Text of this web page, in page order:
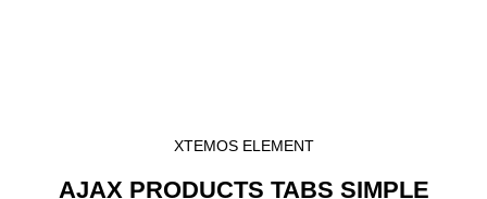
XTEMOS ELEMENT
AJAX PRODUCTS TABS SIMPLE